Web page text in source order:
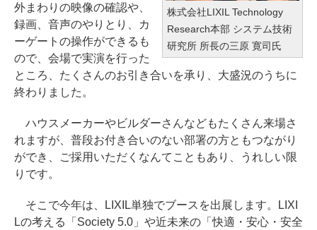
株式会社LIXIL Technology
Research本部 システム技術
研究所 所長の三原 寛司氏
外まわりの映像の確認や、
録画、音声のやりとり、カ
ーゲートの操作ができるも
ので、会場で実演を行った
ところ、たくさんのお引き合いを承り、大盛況のうちに
終わりました。
ハウスメーカーやビルダーさんなどもたくさん来場さ
れますが、普段お付き合いのない部署の方ともつながり
ができ、ご採用いただくなんてこともあり、うれしい限
りです。
そこで今年は、LIXIL単独でブースを出展します。LIXI
Lの考える「Society 5.0」や近未来の「快適・安心・安全